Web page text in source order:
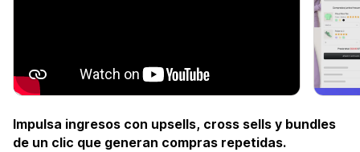
Impulsa ingresos con upsells, cross sells y bundles
de un clic que generan compras repetidas.